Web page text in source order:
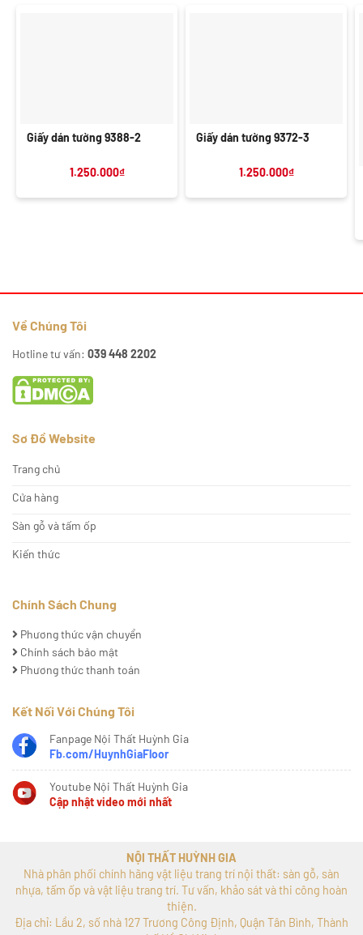
Giấy dán tường 9388-2
1.250.000₫
Giấy dán tường 9372-3
1.250.000₫
Về Chúng Tôi
Hotline tư vấn: 039 448 2202
Sơ Đồ Website
Trang chủ
Cửa hàng
Sàn gỗ và tấm ốp
Kiến thức
Chính Sách Chung
Phương thức vận chuyển
Chính sách bảo mật
Phương thức thanh toán
Kết Nối Với Chúng Tôi
Fanpage Nội Thất Huỳnh Gia
Fb.com/HuynhGiaFloor
Youtube Nội Thất Huỳnh Gia
Cập nhật video mới nhất
NỘI THẤT HUỲNH GIA
Nhà phân phối chính hãng vật liệu trang trí nội thất: sàn gỗ, sàn
nhựa, tấm ốp và vật liệu trang trí. Tư vấn, khảo sát và thi công hoàn
thiện.
Địa chỉ: Lầu 2, số nhà 127 Trương Công Định, Quận Tân Bình, Thành